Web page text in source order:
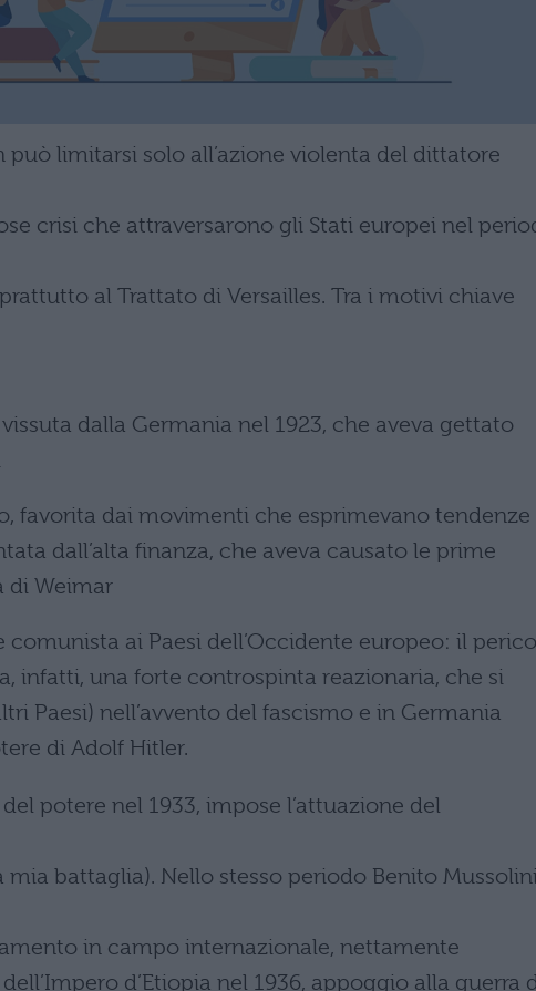
può limitarsi solo all’azione violenta del dittatore
crisi che attraversarono gli Stati europei nel
al Trattato di Versailles. Tra i motivi chiave
dalla Germania nel 1923, che aveva gettato
favorita dai movimenti che esprimevano tendenze
dall’alta finanza, che aveva causato le prime
di Weimar
comunista ai Paesi dell’Occidente europeo: il
infatti, una forte controspinta reazionaria, che si
Paesi) nell’avvento del fascismo e in Germania
di Adolf Hitler.
potere nel 1933, impose l’attuazione del
battaglia). Nello stesso periodo Benito
in campo internazionale, nettamente
d’Etiopia nel 1936, appoggio alla guerra